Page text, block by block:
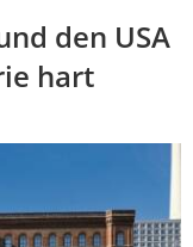
den USA
hart